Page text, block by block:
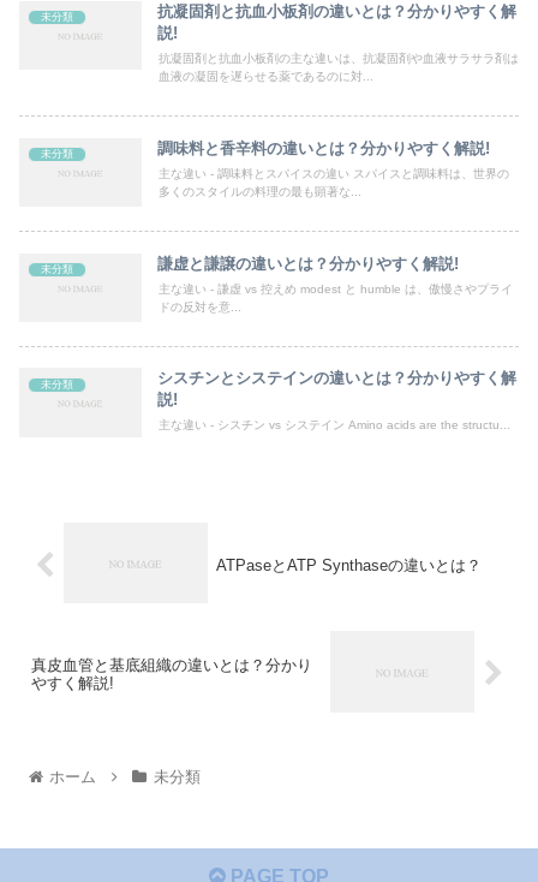
未分類
抗凝固剤と抗血小板剤の違いとは？分かりやすく解
説!
抗凝固剤と抗血小板剤の主な違いは、抗凝固剤や血液サラサラ剤は
血液の凝固を遅らせる薬であるのに対...
未分類 調味料と香辛料の違いとは？分かりやすく解説!
主な違い - 調味料とスパイスの違い スパイスと調味料は、世界の
多くのスタイルの料理の最も顕著な...
未分類 謙虚と謙譲の違いとは？分かりやすく解説!
主な違い - 謙虚 vs 控えめ modest と humble は、傲慢さやプライ
ドの反対を意...
未分類
シスチンとシステインの違いとは？分かりやすく解
説!
主な違い - シスチン vs システイン Amino acids are the structu...
ATPaseとATP Synthaseの違いとは？
真皮血管と基底組織の違いとは？分かり
やすく解説!
ホーム 未分類
PAGE TOP